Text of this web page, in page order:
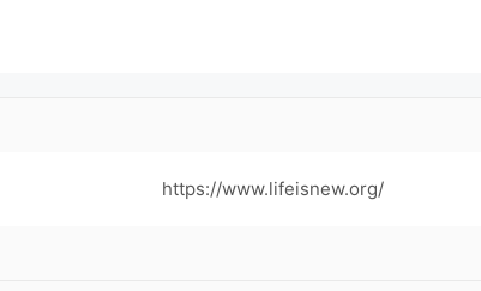
https://www.lifeisnew.org/